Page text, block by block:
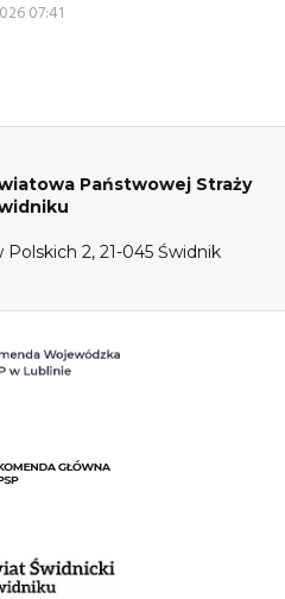
07:41
Państwowej Straży
2, 21-045 Świdnik